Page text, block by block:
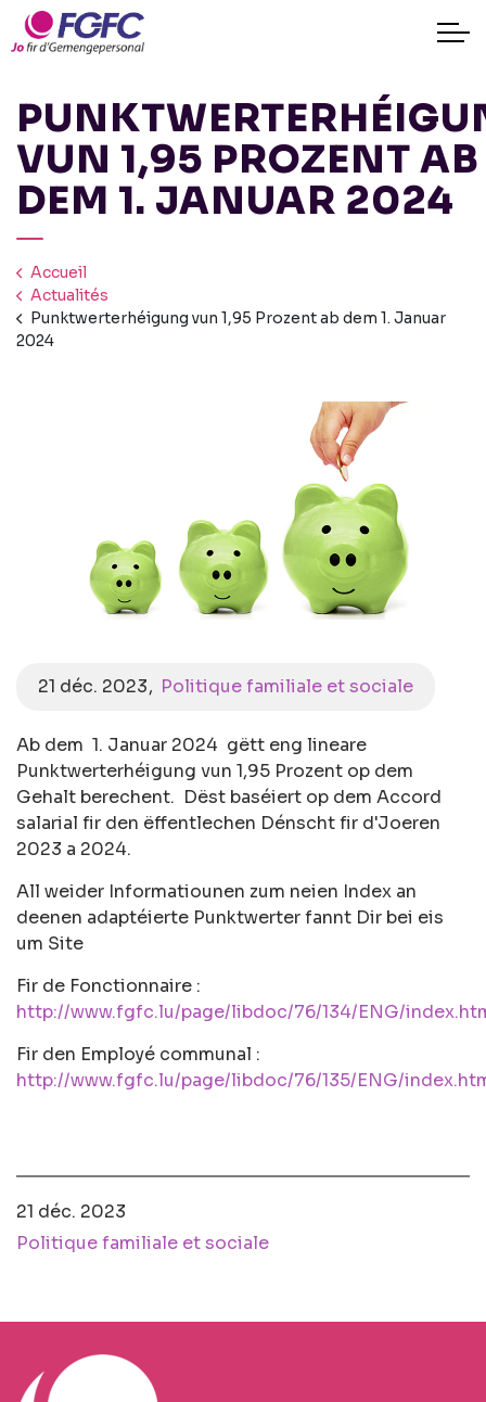
VUN 1,95 PROZENT AB
DEM 1. JANUAR 2024
Accueil
Actualités
Punktwerterhéigung vun 1,95 Prozent ab dem 1. Januar
2024
21 déc. 2023 Politique familiale et sociale
Ab dem 1. Januar 2024 gëtt eng lineare
Punktwerterhéigung vun 1,95 Prozent op dem
Gehalt berechent. Dëst baséiert op dem Accord
salarial fir den ëffentlechen Dénscht fir d'Joeren
2023 a 2024.
All weider Informatiounen zum neien Index an
deenen adaptéierte Punktwerter fannt Dir bei eis
um Site
Fir de Fonctionnaire :
http://www.fgfc.lu/page/libdoc/76/134/ENG/
Fir den Employé communal :
http://www.fgfc.lu/page/libdoc/76/135/ENG/
21 déc. 2023
Politique familiale et sociale